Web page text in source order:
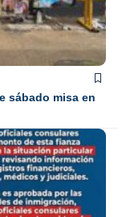
sábado misa en